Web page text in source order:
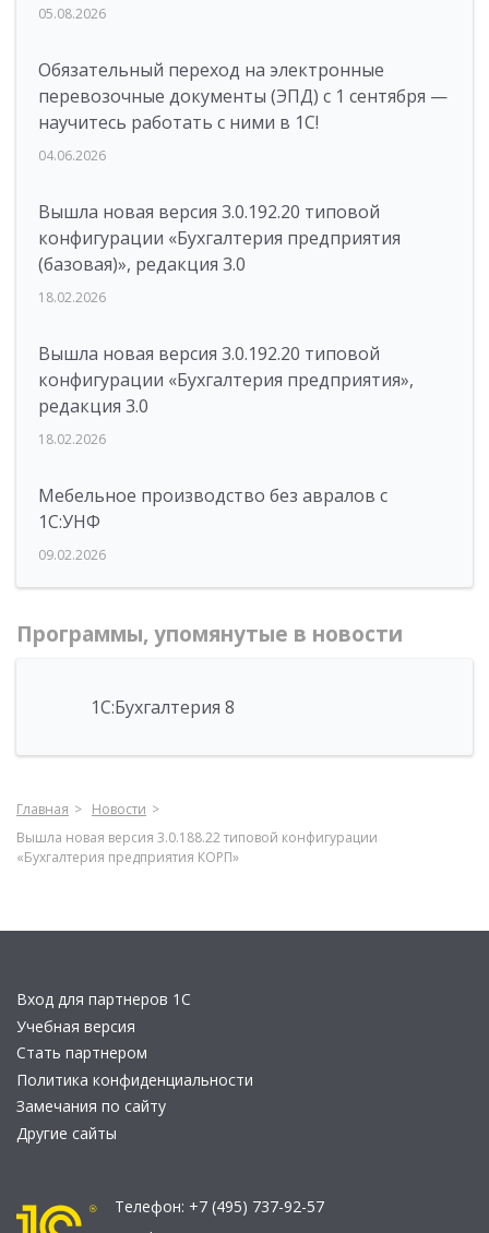
05.08.2026
Обязательный переход на электронные
перевозочные документы (ЭПД) с 1 сентября —
научитесь работать с ними в 1С!
04.06.2026
Вышла новая версия 3.0.192.20 типовой
конфигурации «Бухгалтерия предприятия
(базовая)», редакция 3.0
18.02.2026
Вышла новая версия 3.0.192.20 типовой
конфигурации «Бухгалтерия предприятия»,
редакция 3.0
18.02.2026
Мебельное производство без авралов с
1С:УНФ
09.02.2026
Программы, упомянутые в новости
1С:Бухгалтерия 8
Главная
Новости
Вышла новая версия 3.0.188.22 типовой конфигурации
«Бухгалтерия предприятия КОРП»
Вход для партнеров 1С
Учебная версия
Стать партнером
Политика конфиденциальности
Замечания по сайту
Другие сайты
Телефон: +7 (495) 737-92-57